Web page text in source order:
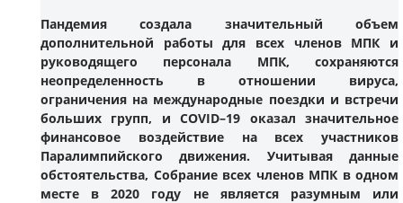
Пандемия создала значительный объем
дополнительной работы для всех членов МПК и
руководящего персонала МПК, сохраняются
неопределенность в отношении вируса,
ограничения на международные поездки и встречи
больших групп, и COVID–19 оказал значительное
финансовое воздействие на всех участников
Паралимпийского движения. Учитывая данные
обстоятельства, Собрание всех членов МПК в одном
месте в 2020 году не является разумным или